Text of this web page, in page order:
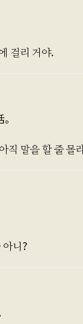
걸리 거야.
직 말을 할 줄 몰
니?